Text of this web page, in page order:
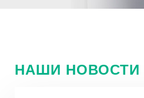
НАШИ НОВОСТИ